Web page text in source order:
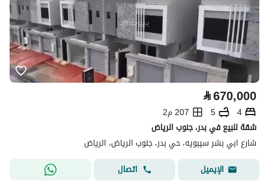
⃁670,000
4
5
207 م2
شقة للبيع في بدر، جنوب الرياض
شارع ابي بشر سيبويه، حي بدر، جنوب الرياض، الرياض
الإيميل
اتصال